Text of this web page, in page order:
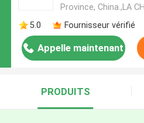
Province, China.,LA
5.0
Fournisseur vérifié
Appelle maintenant
PRODUITS